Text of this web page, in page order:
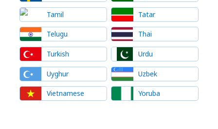
Tamil Tatar
Telugu Thai
Turkish Urdu
Uyghur Uzbek
Vietnamese Yoruba